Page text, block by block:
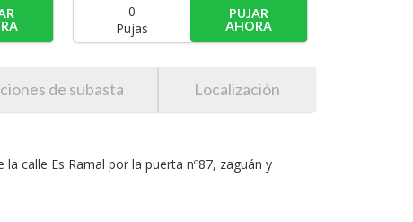
0
Pujas
PUJAR
AHORA
de subasta Localización
calle Es Ramal por la puerta nº87, zaguán y